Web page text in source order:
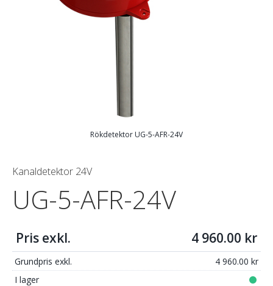
Rökdetektor UG-5-AFR-24V
Kanaldetektor 24V
UG-5-AFR-24V
Pris exkl. 4 960.00
Grundpris exkl.
4 960.00
I lager